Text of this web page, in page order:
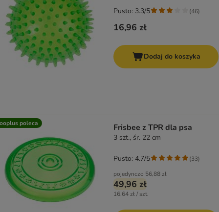
16,96 zł
Pusto: 3.3/5 (46)
Dodaj do koszyka
poleca Frisbee z TPR dla psa
3 szt., śr. 22 cm
pojedynczo 56,88 zł
49,96 zł
16,64 zł / szt.
Pusto: 4.7/5 (33)